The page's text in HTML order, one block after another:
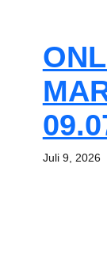
Juli 9, 2026